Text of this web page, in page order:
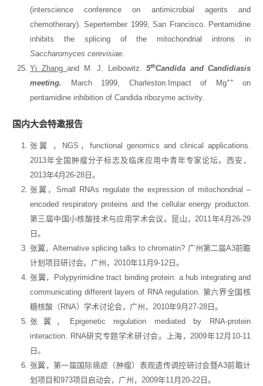
(interscience conference on antimicrobial agents and
chemotherary). Sepertember 1999, San Francisco. Pentamidine
inhibits the splicing of the mitochondrial introns in
Saccharomyces cerevisiae.
Yi Zhang and M. J. Leibowitz. 5thCandida and Candidiasis
meeting. March 1999, Charleston.Impact of Mg++on
pentamidine inhibition of Candida ribozyme activity.
国内大会特邀报告
张翼 ，NGS，functional genomics and clinical applications.
2013年全国肿瘤分子标志及临床应用中青年专家论坛。西安，
2013年4月26-28日。
张翼，Small RNAs regulate the expression of mitochondrial –
encoded respiratory proteins and the cellular energy producton.
第三届中国小核酸技术与应用学术会议。昆山，2011年4月26-29
日。
张翼，Alternative splicing talks to chromatin? 广州第二届A3前瞻
计划项目研讨会。广州，2010年11月9-12日。
张翼，Polypyrimidine tract binding protein: a hub integrating and
communicating different layers of RNA regulation. 第六界全国核
糖核酸（RNA）学术讨论会，广州，2010年9月27-28日。
张翼，Epigenetic regulation mediated by RNA-protein
interaction. RNA研究专题学术研讨会。上海，2009年12月10-11
日。
张翼，第一届国际癌症（肿瘤）表观遗传调控研讨会暨A3前瞻计
划项目和973项目启动会，广州，2009年11月20-22日。